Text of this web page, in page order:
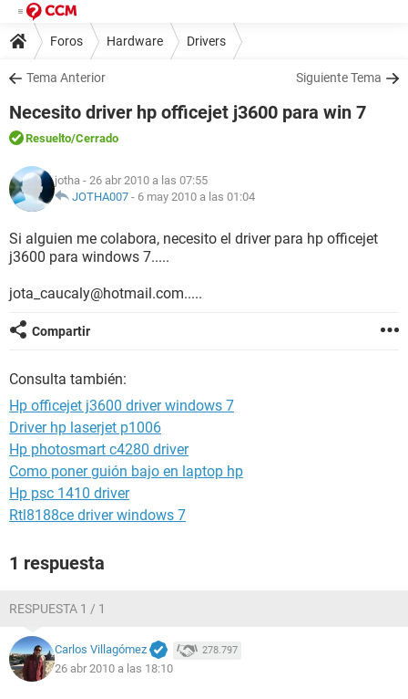
Foros Hardware Drivers
Tema Anterior Siguiente Tema
Necesito driver hp officejet j3600 para win 7
Resuelto/Cerrado
jotha - 26 abr 2010 a las 07:55
JOTHA007 - 6 may 2010 a las 01:04
Si alguien me colabora, necesito el driver para hp officejet
j3600 para windows 7.....
jota_caucaly@hotmail.com.....
Compartir
Consulta también:
Hp officejet j3600 driver windows 7
Driver hp laserjet p1006
Hp photosmart c4280 driver
Como poner guión bajo en laptop hp
Hp psc 1410 driver
Rtl8188ce driver windows 7
1 respuesta
RESPUESTA 1 / 1
Carlos Villagómez 278.797
26 abr 2010 a las 18:10